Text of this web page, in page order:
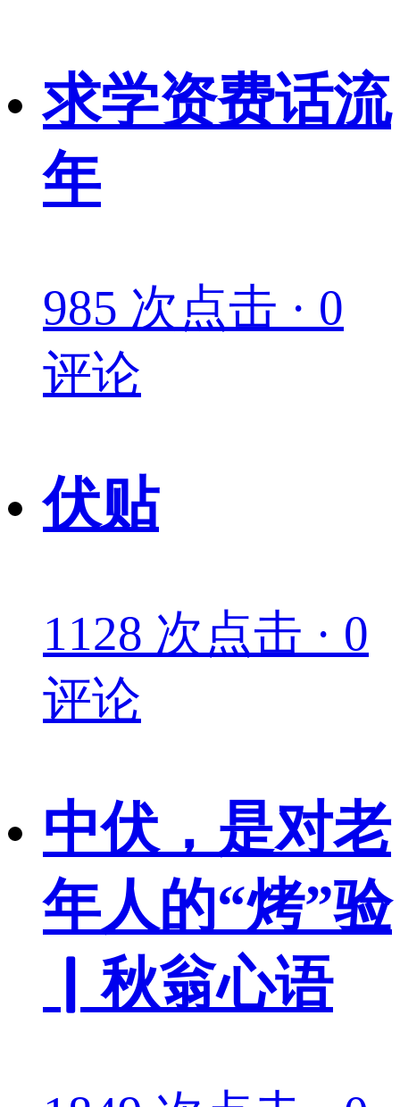
求学资费话流
年
985 次点击 · 0
评论
伏贴
1128 次点击 · 0
评论
中伏，是对老
年人的“烤”验
▏秋翁心语